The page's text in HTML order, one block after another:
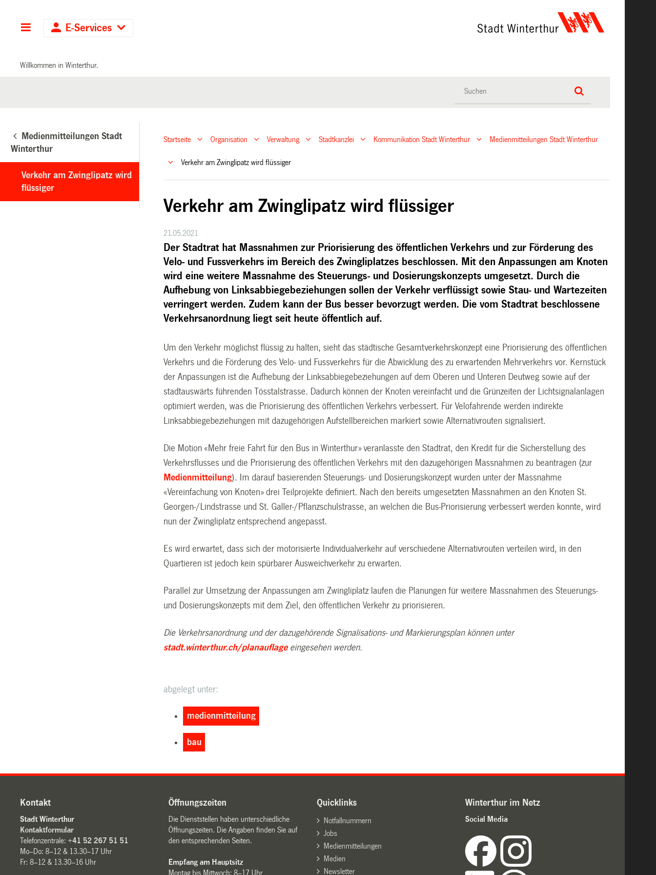
Hauptnavigation
E-Services
Willkommen in Winterthur.
Medienmitteilungen Stadt
Winterthur
Verkehr am Zwinglipatz wird
flüssiger
Startseite Organisation Verwaltung Stadtkanzlei Kommunikation Stadt Winterthur Medienmitteilungen Stadt Winterthur
Verkehr am Zwinglipatz wird flüssiger
Verkehr am Zwinglipatz wird flüssiger
21.05.2021
Der Stadtrat hat Massnahmen zur Priorisierung des öffentlichen Verkehrs und zur Förderung des
Velo- und Fussverkehrs im Bereich des Zwingliplatzes beschlossen. Mit den Anpassungen am Knoten
wird eine weitere Massnahme des Steuerungs- und Dosierungskonzepts umgesetzt. Durch die
Aufhebung von Linksabbiegebeziehungen sollen der Verkehr verflüssigt sowie Stau- und Wartezeiten
verringert werden. Zudem kann der Bus besser bevorzugt werden. Die vom Stadtrat beschlossene
Verkehrsanordnung liegt seit heute öffentlich auf.
Um den Verkehr möglichst flüssig zu halten, sieht das städtische Gesamtverkehrskonzept eine Priorisierung des öffentlichen
Verkehrs und die Förderung des Velo- und Fussverkehrs für die Abwicklung des zu erwartenden Mehrverkehrs vor. Kernstück
der Anpassungen ist die Aufhebung der Linksabbiegebeziehungen auf dem Oberen und Unteren Deutweg sowie auf der
stadtauswärts führenden Tösstalstrasse. Dadurch können der Knoten vereinfacht und die Grünzeiten der Lichtsignalanlagen
optimiert werden, was die Priorisierung des öffentlichen Verkehrs verbessert. Für Velofahrende werden indirekte
Linksabbiegebeziehungen mit dazugehörigen Aufstellbereichen markiert sowie Alternativrouten signalisiert.
Die Motion «Mehr freie Fahrt für den Bus in Winterthur» veranlasste den Stadtrat, den Kredit für die Sicherstellung des
Verkehrsflusses und die Priorisierung des öffentlichen Verkehrs mit den dazugehörigen Massnahmen zu beantragen (zur
Medienmitteilung). Im darauf basierenden Steuerungs- und Dosierungskonzept wurden unter der Massnahme
«Vereinfachung von Knoten» drei Teilprojekte definiert. Nach den bereits umgesetzten Massnahmen an den Knoten St.
Georgen-/Lindstrasse und St. Galler-/Pflanzschulstrasse, an welchen die Bus-Priorisierung verbessert werden konnte, wird
nun der Zwingliplatz entsprechend angepasst.
Es wird erwartet, dass sich der motorisierte Individualverkehr auf verschiedene Alternativrouten verteilen wird, in den
Quartieren ist jedoch kein spürbarer Ausweichverkehr zu erwarten.
Parallel zur Umsetzung der Anpassungen am Zwingliplatz laufen die Planungen für weitere Massnahmen des Steuerungs-
und Dosierungskonzepts mit dem Ziel, den öffentlichen Verkehr zu priorisieren.
Die Verkehrsanordnung und der dazugehörende Signalisations- und Markierungsplan können unter
stadt.winterthur.ch/planauflageeingesehen werden.
abgelegt unter:
medienmitteilung
bau
Kontakt
Stadt Winterthur
Kontaktformular
Telefonzentrale:+41 52 267 51 51
Mo–Do: 8–12 & 13.30–17 Uhr
Fr: 8–12 & 13.30–16 Uhr
Öffnungszeiten
Die Dienststellen haben unterschiedliche
Öffnungszeiten. Die Angaben finden Sie auf
den entsprechenden Seiten.
Empfang am Hauptsitz
Montag bis Mittwoch: 8–17 Uhr
Quicklinks
Notfallnummern
Jobs
Medienmitteilungen
Medien
Newsletter
Winterthur im Netz
Social Media